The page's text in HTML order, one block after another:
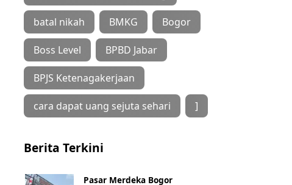
batal nikah BMKG Bogor
Boss Level BPBD Jabar
BPJS Ketenagakerjaan
cara dapat uang sejuta sehari ]
Berita Terkini
Pasar Merdeka Bogor